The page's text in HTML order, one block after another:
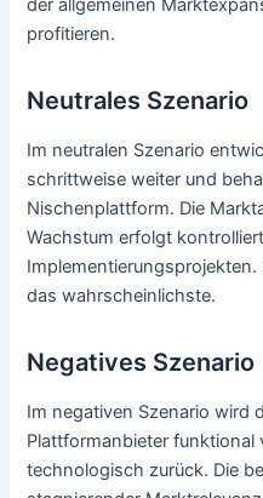
der allgemeinen
profitieren.
Neutrales Szenario
Im neutralen Szenario
schrittweise weiter und
Nischenplattform. Die
Wachstum erfolgt
Implementierungsprojekten.
das wahrscheinlichste.
Negatives Szenario
Im negativen Szenario wird
Plattformanbieter funktional
technologisch zurück. Die